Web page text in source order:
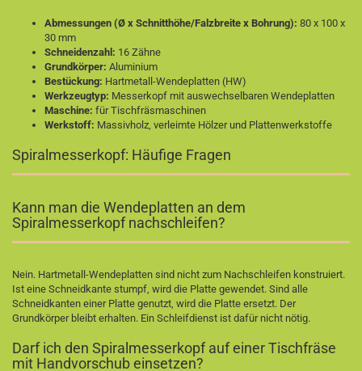
Abmessungen (Ø x Schnitthöhe/Falzbreite x Bohrung): 80 x 100 x
30 mm
Schneidenzahl: 16 Zähne
Grundkörper: Aluminium
Bestückung: Hartmetall-Wendeplatten (HW)
Werkzeugtyp: Messerkopf mit auswechselbaren Wendeplatten
Maschine: für Tischfräsmaschinen
Werkstoff: Massivholz, verleimte Hölzer und Plattenwerkstoffe
Spiralmesserkopf: Häufige Fragen
Kann man die Wendeplatten an dem
Spiralmesserkopf nachschleifen?
Nein. Hartmetall-Wendeplatten sind nicht zum Nachschleifen konstruiert.
Ist eine Schneidkante stumpf, wird die Platte gewendet. Sind alle
Schneidkanten einer Platte genutzt, wird die Platte ersetzt. Der
Grundkörper bleibt erhalten. Ein Schleifdienst ist dafür nicht nötig.
Darf ich den Spiralmesserkopf auf einer Tischfräse
mit Handvorschub einsetzen?